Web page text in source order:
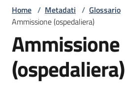
Novità
Dati
Home / Metadati / Glossario
Ammissione (ospedaliera)
Ammissione
(ospedaliera)